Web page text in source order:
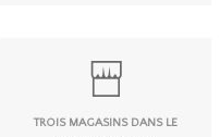
TROIS MAGASINS DANS LE